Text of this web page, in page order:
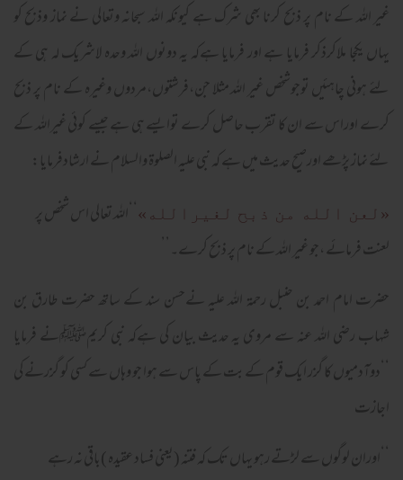
غیر اللہ کے نام پر ذبح کرنا بھی شرک ہے کیونکہ اللہ سبحانہ وتعالی نے نماز وذبح کو
یہاں یکجا ملاکرذکر فرمایا ہے اور فرمایا ہےکہ یہ دونوں اللہ وحدہ لاشریک لہ ہی کے
لئے ہونی چاہئیں توجوشخص غیر اللہ مثلا جن،فرشتوں،مردوں وغیرہ کے نام پر ذبح
کرے اوراس سے ان کا تقرب حاصل کرے توایسے ہی ہے جیسے کوئی غیراللہ کے
لئے نماز پڑھے اورصیح حدیث میں ہے کہ نبی علیہ الصلوۃ والسلام نے ارشادفرمایا:
«لعن الله من ذبح لغيرالله»
‘‘اللہ تعالی اس شخص پر
لعنت فرمائے ،جو غیر اللہ کے نام پر ذبح کرے۔’’
حضرت امام احمد بن حنبل رحمۃ اللہ علیہ نےحسن سند کے ساتھ حضرت طارق بن
شہاب رضی اللہ عنہ سے مروی یہ حدیث بیان کی ہےکہ نبی کریمﷺنے فرمایا
‘‘دوآدمیوں کا گزر ایک قوم کے بت کے پاس سے ہوا جو وہاں سے کسی کو گزرنے کی
اجازت
‘‘اوران لوگوں سے لڑتے رہو یہاں تک کہ فتنہ (یعنی فساد عقیدہ )باقی نہ رہے